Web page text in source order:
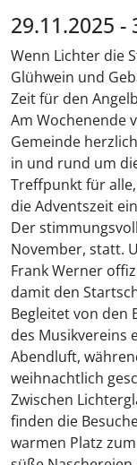
29.11.2025 -
Wenn Lichter die
Glühwein und
Zeit für den
Am Wochenende
Gemeinde
in und rund um
Treffpunkt für
die Adventszeit
Der
November, statt.
Frank Werner
damit den
Begleitet von den
des Musikvereins
Abendluft,
weihnachtlich
Zwischen
finden die
warmen Platz